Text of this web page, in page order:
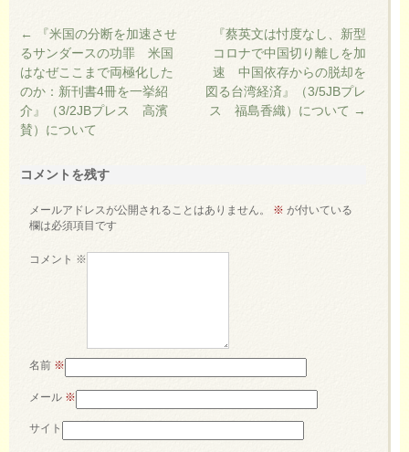
←
『米国の分断を加速させ
るサンダースの功罪 米国
はなぜここまで両極化した
のか：新刊書4冊を一挙紹
介』（3/2JBプレス 高濱
賛）について
『蔡英文は忖度なし、新型
コロナで中国切り離しを加
速 中国依存からの脱却を
図る台湾経済』（3/5JBプレ
ス 福島香織）について →
コメントを残す
メールアドレスが公開されることはありません。 ※ が付いている
欄は必須項目です
コメント ※
名前 ※
メール ※
サイト